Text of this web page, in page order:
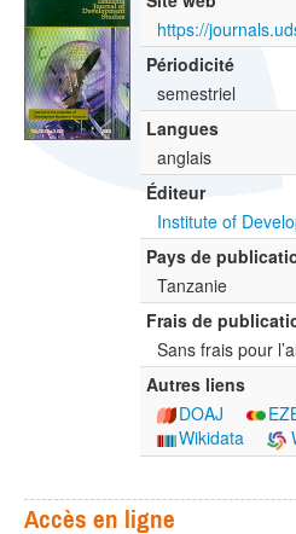
https://
Périodicité
semestriel
Langues
anglais
Éditeur
Institute of
Pays de
Tanzanie
Frais de
Sans frais pour
Autres liens
DOAJ
Wikidata
Accès en ligne